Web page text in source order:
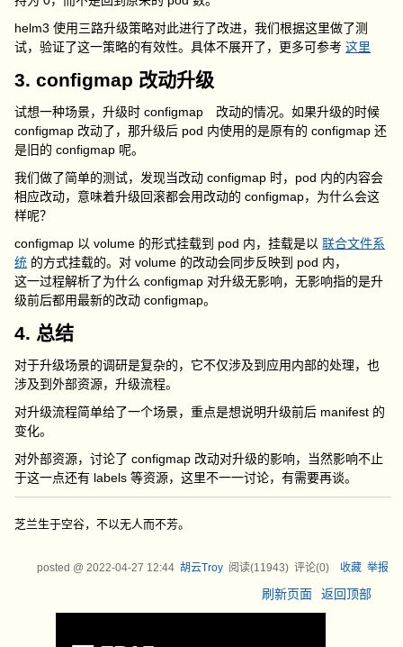
helm3 使用三路升级策略对此进行了改进，我们根据这里做了测
试，验证了这一策略的有效性。具体不展开了，更多可参考这里
3. configmap 改动升级
试想一种场景，升级时 configmap 改动的情况。如果升级的时候
configmap 改动了，那升级后 pod 内使用的是原有的 configmap 还
是旧的 configmap 呢。
我们做了简单的测试，发现当改动 configmap 时，pod 内的内容会
相应改动，意味着升级回滚都会用改动的 configmap，为什么会这
样呢？
configmap 以 volume 的形式挂载到 pod 内，挂载是以联合文件系
统 的方式挂载的。对 volume 的改动会同步反映到 pod 内，
这一过程解析了为什么 configmap 对升级无影响，无影响指的是升
级前后都用最新的改动 configmap。
4. 总结
对于升级场景的调研是复杂的，它不仅涉及到应用内部的处理，也
涉及到外部资源，升级流程。
对升级流程简单给了一个场景，重点是想说明升级前后 manifest 的
变化。
对外部资源，讨论了 configmap 改动对升级的影响，当然影响不止
于这一点还有 labels 等资源，这里不一一讨论，有需要再谈。
芝兰生于空谷，不以无人而不芳。
posted @ 2022-04-27 12:44 胡云Troy阅读(11943) 评论(0) 收藏 举报
刷新页面 返回顶部